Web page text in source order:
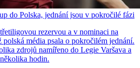
do Polska, jednání jsou v pokročilé fázi
rezervou a v nominaci na
média psala o pokročilém jednání.
zdrojů namířeno do Legie Varšava a
hodin.